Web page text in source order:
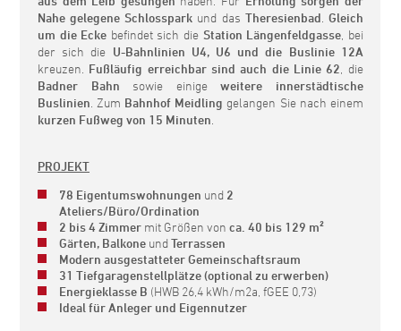
Nahe gelegene Schlosspark und das Theresienbad Gleich
um die Ecke befindet sich die Station Längenfeldgasse , bei
der sich die U-Bahnlinien U4, U6 und die Buslinie 12A
kreuzen. Fußläufig erreichbar sind auch die Linie 62 , die
Badner Bahn sowie einigeweitere innerstädtische
Buslinien . Zum Bahnhof Meidling gelangen Sie nach einem
kurzen Fußweg von 15 Minuten
PROJEKT
78 Eigentumswohnungen und 2
Ateliers/Büro/Ordination
2 bis 4 Zimmermit Größen von ca. 40 bis 129 m²
Gärten, Balkoneund Terrassen
Modern ausgestatteter Gemeinschaftsraum
31 Tiefgaragenstellplätze (optional zu erwerben)
Energieklasse B (HWB 26,4 kWh/m2a, fGEE 0,73)
Ideal für Anleger und Eigennutzer